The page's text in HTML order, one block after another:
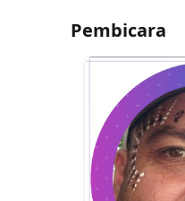
Pembicara